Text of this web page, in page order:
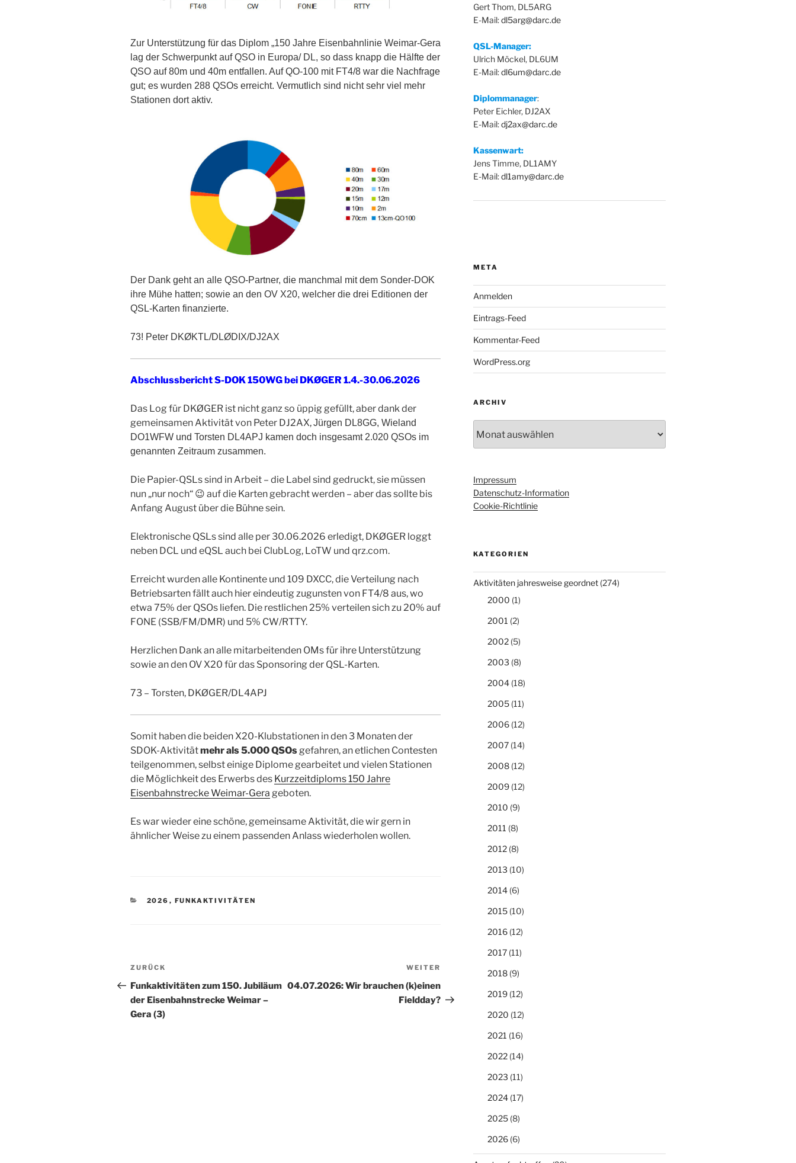
Zur Unterstützung für das Diplom „150 Jahre Eisenbahnlinie Weimar-Gera
lag der Schwerpunkt auf QSO in Europa/ DL, so dass knapp die Hälfte der
QSO auf 80m und 40m entfallen. Auf QO-100 mit FT4/8 war die Nachfrage
gut; es wurden 288 QSOs erreicht. Vermutlich sind nicht sehr viel mehr
Stationen dort aktiv.
Der Dank geht an alle QSO-Partner, die manchmal mit dem Sonder-DOK
ihre Mühe hatten; sowie an den OV X20, welcher die drei Editionen der
QSL-Karten finanzierte.
73! Peter DKØKTL/DLØDIX/DJ2AX
Abschlussbericht S-DOK 150WG bei DKØGER 1.4.-30.06.2026
Das Log für DKØGER ist nicht ganz so üppig gefüllt, aber dank der
gemeinsamen Aktivität von Peter DJ2AX,Jürgen DL8GG, Wieland
DO1WFW und Torsten DL4APJ kamen doch insgesamt 2.020 QSOs im
genannten Zeitraum zusammen.
Die Papier-QSLs sind in Arbeit – die Label sind gedruckt, sie müssen
nun „nur noch“ 😉 auf die Karten gebracht werden – aber das sollte bis
Anfang August über die Bühne sein.
Elektronische QSLs sind alle per 30.06.2026 erledigt, DKØGER loggt
neben DCL und eQSL auch bei ClubLog, LoTW und qrz.com.
Erreicht wurden alle Kontinente und 109 DXCC, die Verteilung nach
Betriebsarten fällt auch hier eindeutig zugunsten von FT4/8 aus, wo
etwa 75% der QSOs liefen. Die restlichen 25% verteilen sich zu 20% auf
FONE (SSB/FM/DMR) und 5% CW/RTTY.
Herzlichen Dank an alle mitarbeitenden OMs für ihre Unterstützung
sowie an den OV X20 für das Sponsoring der QSL-Karten.
73 – Torsten, DKØGER/DL4APJ
Somit haben die beiden X20-Klubstationen in den 3 Monaten der
SDOK-Aktivitätmehr als 5.000 QSOsgefahren, an etlichen Contesten
teilgenommen, selbst einige Diplome gearbeitet und vielen Stationen
die Möglichkeit des Erwerbs des Kurzzeitdiploms 150 Jahre
Eisenbahnstrecke Weimar-Gera geboten.
Es war wieder eine schöne, gemeinsame Aktivität, die wir gern in
ähnlicher Weise zu einem passenden Anlass wiederholen wollen.
KATEGORIEN
2026 , FUNKAKTIVITÄTEN
Beitragsnavigation
Vorheriger
Beitrag
ZURÜCK
Funkaktivitäten zum 150. Jubiläum
der Eisenbahnstrecke Weimar –
Gera (3)
Beitrag
WEITER
04.07.2026: Wir brauchen (k)einen
Fieldday?
Gert Thom, DL5ARG
E-Mail:dl5arg@darc.de
QSL-Manager:
Ulrich Möckel, DL6UM
E-Mail:dl6um@darc.de
Diplommanager:
Peter Eichler, DJ2AX
E-Mail:dj2ax@darc.de
Kassenwart:
Jens Timme, DL1AMY
E-Mail:dl1amy@darc.de
META
Anmelden
Eintrags-Feed
Kommentar-Feed
WordPress.org
ARCHIV
Impressum
Datenschutz-Information
Cookie-Richtlinie
KATEGORIEN
Aktivitäten jahresweise geordnet(274)
2000 (1)
2001 (2)
2002(5)
2003 (8)
2004(18)
2005(11)
2006(12)
2007(14)
2008(12)
2009(12)
2010 (9)
2011 (8)
2012(8)
2013 (10)
2014(6)
2015(10)
2016(12)
2017(11)
2018(9)
2019(12)
2020 (12)
2021 (16)
2022(14)
2023 (11)
2024(17)
2025(8)
2026(6)